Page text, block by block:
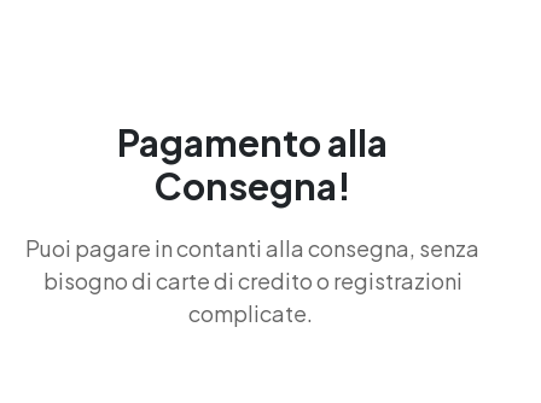
Pagamento alla
Consegna!
Puoi pagare in contanti alla consegna, senza
bisogno di carte di credito o registrazioni
complicate.